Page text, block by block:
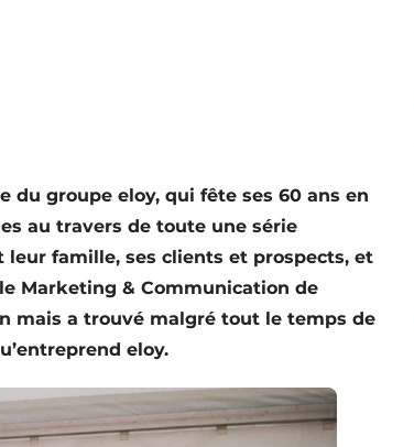
du groupe eloy, qui fête ses 60 ans en
au travers de toute une série
leur famille, ses clients et prospects, et
Marketing & Communication de
mais a trouvé malgré tout le temps de
eloy.